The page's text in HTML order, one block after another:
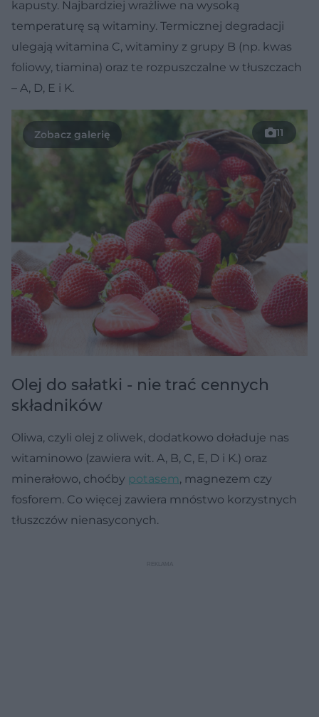
kapusty. Najbardziej wrażliwe na wysoką
temperaturę są witaminy. Termicznej degradacji
ulegają witamina C, witaminy z grupy B (np. kwas
foliowy, tiamina) oraz te rozpuszczalne w tłuszczach
– A, D, E i K.
11
Olej do sałatki - nie trać cennych
składników
Oliwa, czyli olej z oliwek, dodatkowo doładuje nas
witaminowo (zawiera wit. A, B, C, E, D i K.) oraz
minerałowo, choćby potasem, magnezem czy
fosforem. Co więcej zawiera mnóstwo korzystnych
tłuszczów nienasyconych.